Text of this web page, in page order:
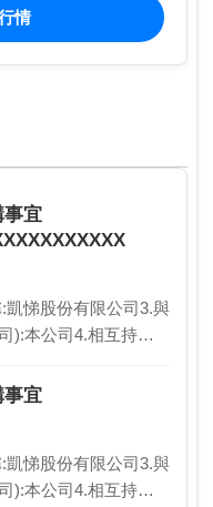
情
事宜
凱悌股份有限公司3.與
):本公司4.相互持股
事宜
凱悌股份有限公司3.與
):本公司4.相互持股